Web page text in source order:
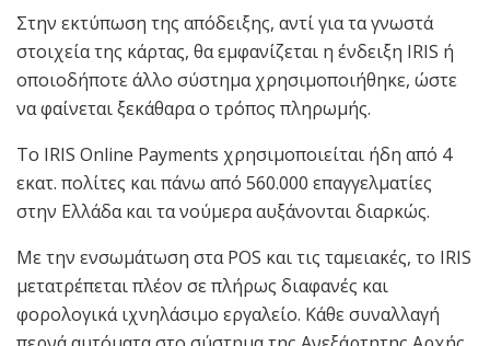
Στην εκτύπωση της απόδειξης, αντί για τα γνωστά
στοιχεία της κάρτας, θα εμφανίζεται η ένδειξη IRIS ή
οποιοδήποτε άλλο σύστημα χρησιμοποιήθηκε, ώστε
να φαίνεται ξεκάθαρα ο τρόπος πληρωμής.
Το IRIS Online Payments χρησιμοποιείται ήδη από 4
εκατ. πολίτες και πάνω από 560.000 επαγγελματίες
στην Ελλάδα και τα νούμερα αυξάνονται διαρκώς.
Με την ενσωμάτωση στα POS και τις ταμειακές, το IRIS
μετατρέπεται πλέον σε πλήρως διαφανές και
φορολογικά ιχνηλάσιμο εργαλείο. Κάθε συναλλαγή